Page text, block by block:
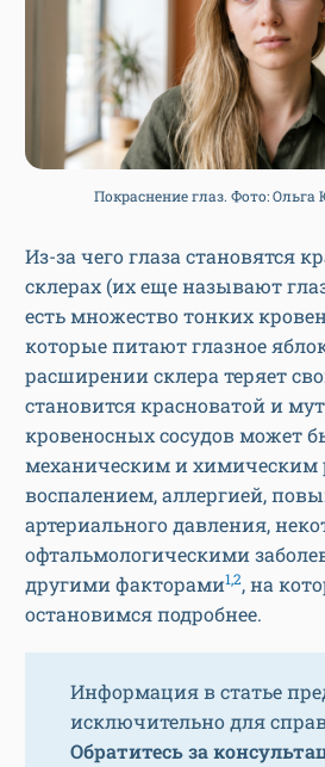
Покраснение глаз. Фото:
Из-за чего глаза становятся
склерах (их еще называют
есть множество тонких
которые питают глазное
расширении склера теряет
становится красноватой и
кровеносных сосудов может
механическим и химическим
воспалением, аллергией,
артериального давления,
офтальмологическими
другими факторами1,2, на
остановимся подробнее.
Информация в статье
исключительно для
Обратитесь за